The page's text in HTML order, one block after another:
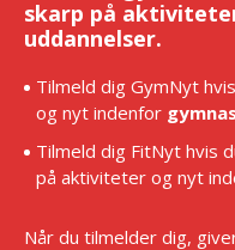
skarp på
uddannelser.
Tilmeld dig GymNyt
og nyt indenfor
Tilmeld dig FitNyt hvis
på aktiviteter og nyt
Når du tilmelder dig,